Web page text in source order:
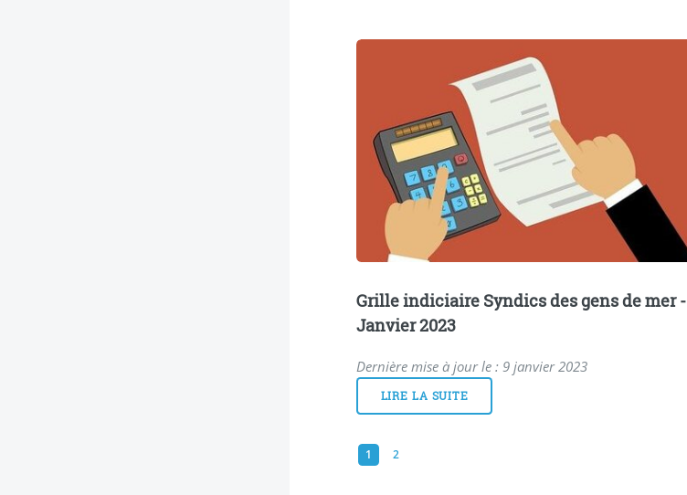
Grille indiciaire Syndics des gens de mer -
Janvier 2023
Dernière mise à jour le : 9 janvier 2023
LIRE LA SUITE
1 2